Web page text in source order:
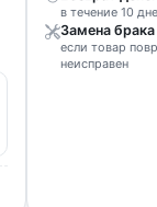
в течение 10
Замена брака
если товар
неисправен